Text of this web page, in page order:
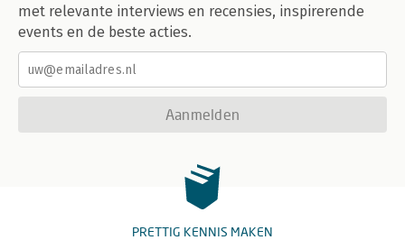
met relevante interviews en recensies, inspirerende
events en de beste acties.
Aanmelden
PRETTIG KENNIS MAKEN